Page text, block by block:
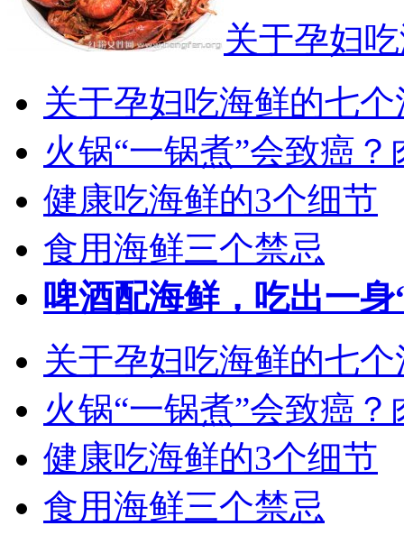
关于孕妇
关于孕妇吃海鲜的七
火锅“一锅煮”会致癌
健康吃海鲜的3个细节
食用海鲜三个禁忌
啤酒配海鲜，吃出一身
关于孕妇吃海鲜的七
火锅“一锅煮”会致癌
健康吃海鲜的3个细节
食用海鲜三个禁忌